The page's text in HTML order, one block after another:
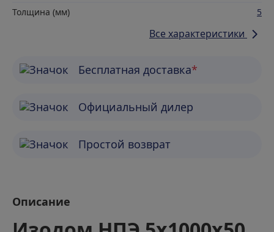
Толщина (мм)
5
Все характеристики
Бесплатная доставка*
Официальный дилер
Простой возврат
Описание